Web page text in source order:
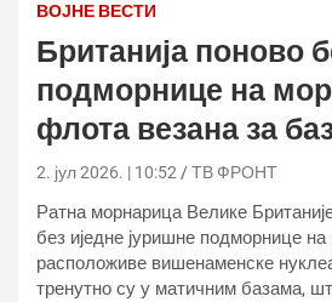
ВОЈНЕ ВЕСТИ
Британија поново
подморнице на
флота везана за
2. јул 2026. | 10:52 ТВ ФРОНТ
Ратна морнарица Велике
без иједне јуришне подморнице
расположиве вишенаменске
тренутно су у матичним базама,